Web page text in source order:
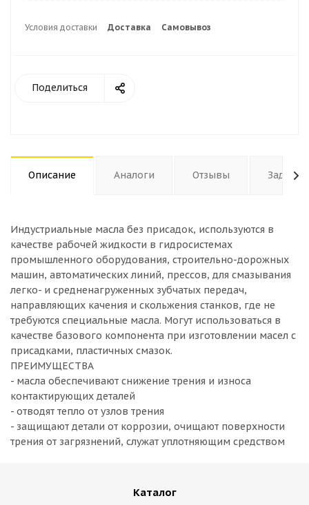
Условия доставки Доставка Самовывоз
Поделиться
Описание Аналоги Отзывы Задать
Индустриальные масла без присадок, используются в
качестве рабочей жидкости в гидросистемах
промышленного оборудования, строительно-дорожных
машин, автоматических линий, прессов, для смазывания
легко- и средненагруженных зубчатых передач,
направляющих качения и скольжения станков, где не
требуются специальные масла. Могут использоваться в
качестве базового компонента при изготовлении масел с
присадками, пластичных смазок.
ПРЕИМУЩЕСТВА
- масла обеспечивают снижение трения и износа
контактирующих деталей
- отводят тепло от узлов трения
- защищают детали от коррозии, очищают поверхности
трения от загрязнений, служат уплотняющим средством
Каталог